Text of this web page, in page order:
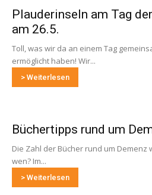
Plauderinseln am Tag
am 26.5.
Toll, was wir da an einem Tag
ermöglicht haben! Wir...
> Weiterlesen
Büchertipps rund um
Die Zahl der Bücher rund um
wen? Im...
> Weiterlesen